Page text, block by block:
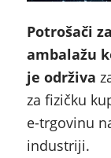
Potrošači
ambalažu
je održiva
za fizičku
e-trgovinu
industriji.